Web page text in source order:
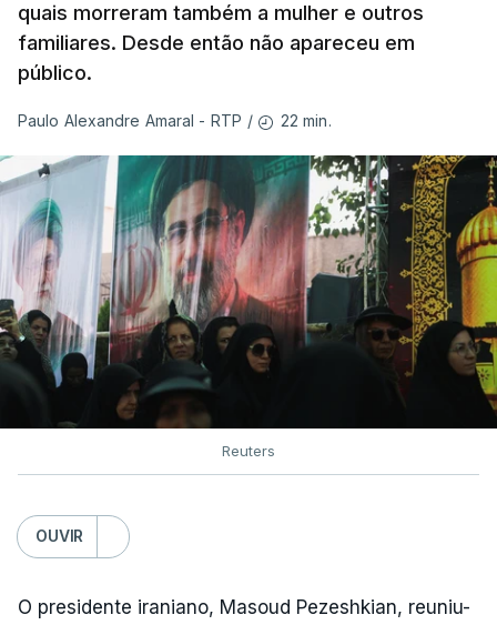
quais morreram também a mulher e outros
familiares. Desde então não apareceu em
público.
Paulo Alexandre Amaral - RTP / 22 min.
Reuters
OUVIR
O presidente iraniano, Masoud Pezeshkian, reuniu-